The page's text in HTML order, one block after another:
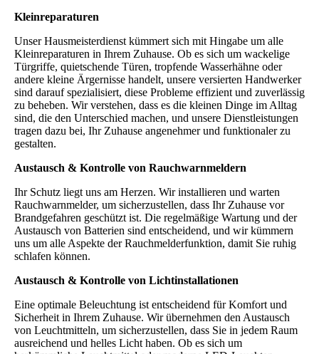
Kleinreparaturen
Unser Hausmeisterdienst kümmert sich mit Hingabe um alle
Kleinreparaturen in Ihrem Zuhause. Ob es sich um wackelige
Türgriffe, quietschende Türen, tropfende Wasserhähne oder
andere kleine Ärgernisse handelt, unsere versierten Handwerker
sind darauf spezialisiert, diese Probleme effizient und zuverlässig
zu beheben. Wir verstehen, dass es die kleinen Dinge im Alltag
sind, die den Unterschied machen, und unsere Dienstleistungen
tragen dazu bei, Ihr Zuhause angenehmer und funktionaler zu
gestalten.
Austausch & Kontrolle von Rauchwarnmeldern
Ihr Schutz liegt uns am Herzen. Wir installieren und warten
Rauchwarnmelder, um sicherzustellen, dass Ihr Zuhause vor
Brandgefahren geschützt ist. Die regelmäßige Wartung und der
Austausch von Batterien sind entscheidend, und wir kümmern
uns um alle Aspekte der Rauchmelderfunktion, damit Sie ruhig
schlafen können.
Austausch & Kontrolle von Lichtinstallationen
Eine optimale Beleuchtung ist entscheidend für Komfort und
Sicherheit in Ihrem Zuhause. Wir übernehmen den Austausch
von Leuchtmitteln, um sicherzustellen, dass Sie in jedem Raum
ausreichend und helles Licht haben. Ob es sich um